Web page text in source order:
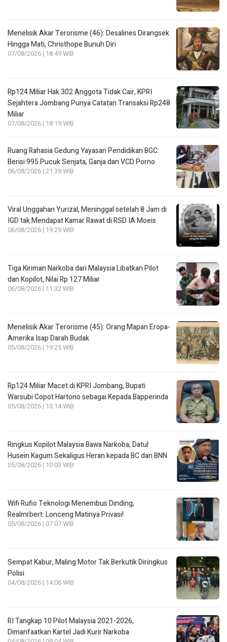
Menelisik Akar Terorisme (46): Desalines Dirangsek
Hingga Mati, Christhope Bunuh Diri
07/08/2026 | 18:49 WIB
Rp124 Miliar Hak 302 Anggota Tidak Cair, KPRI
Sejahtera Jombang Punya Catatan Transaksi Rp248
Miliar
07/08/2026 | 18:19 WIB
Ruang Rahasia Gedung Yayasan Pendidikan BGC:
Berisi 995 Pucuk Senjata, Ganja dan VCD Porno
06/08/2026 | 21:39 WIB
Viral Unggahan Yurizal, Meninggal setelah 8 Jam di
IGD tak Mendapat Kamar Rawat di RSD IA Moeis
06/08/2026 | 19:29 WIB
Tiga Kiriman Narkoba dari Malaysia Libatkan Pilot
dan Kopilot, Nilai Rp 127 Miliar
06/08/2026 | 11:32 WIB
Menelisik Akar Terorisme (45): Orang Mapan Eropa-
Amerika Isap Darah Budak
05/08/2026 | 19:25 WIB
Rp124 Miliar Macet di KPRI Jombang, Bupati
Warsubi Copot Hartono sebagai Kepada Bapperinda
05/08/2026 | 13:14 WIB
Ringkus Kopilot Malaysia Bawa Narkoba, Datul
Husein Kagum Sekaligus Heran kepada BC dan BNN
05/08/2026 | 10:03 WIB
Wifi Rufio Teknologi Menembus Dinding,
Realmrbert: Lonceng Matinya Privasi!
05/08/2026 | 07:07 WIB
Sempat Kabur, Maling Motor Tak Berkutik Diringkus
Polisi
04/08/2026 | 14:06 WIB
RI Tangkap 10 Pilot Malaysia 2021-2026,
Dimanfaatkan Kartel Jadi Kurir Narkoba